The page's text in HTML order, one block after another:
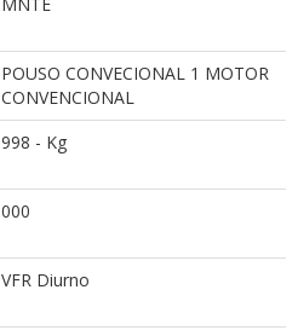
POUSO CONVECIONAL 1 MOTOR
CONVENCIONAL
998 - Kg
000
VFR Diurno